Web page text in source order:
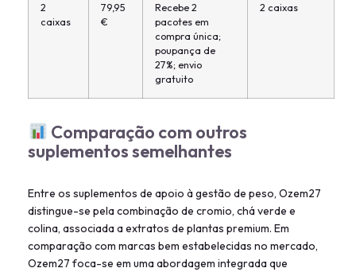
2
caixas
79,95
€
Recebe 2
pacotes em
compra única;
poupança de
27%; envio
gratuito
2 caixas
Comparação com outros
suplementos semelhantes
Entre os suplementos de apoio à gestão de peso, Ozem27
distingue-se pela combinação de cromio, chá verde e
colina, associada a extratos de plantas premium. Em
comparação com marcas bem estabelecidas no mercado,
Ozem27 foca-se em uma abordagem integrada que